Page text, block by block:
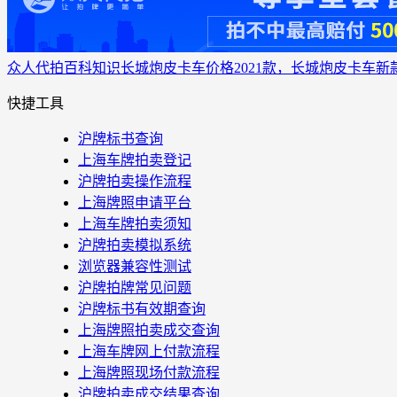
众人代拍百科知识长城炮皮卡车价格2021款，长城炮皮卡车新
快捷工具
沪牌标书查询
上海车牌拍卖登记
沪牌拍卖操作流程
上海牌照申请平台
上海车牌拍卖须知
沪牌拍卖模拟系统
浏览器兼容性测试
沪牌拍牌常见问题
沪牌标书有效期查询
上海牌照拍卖成交查询
上海车牌网上付款流程
上海牌照现场付款流程
沪牌拍卖成交结果查询